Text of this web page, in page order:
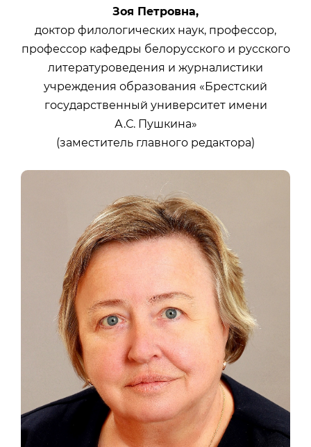
Зоя Петровна,
доктор филологических наук, профессор,
профессор кафедры белорусского и русского
литературоведения и журналистики
учреждения образования «Брестский
государственный университет имени
А.С. Пушкина»
(заместитель главного редактора)